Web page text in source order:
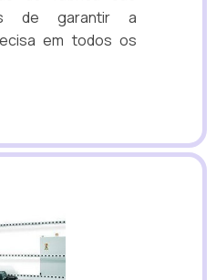
de garantir a
em todos os